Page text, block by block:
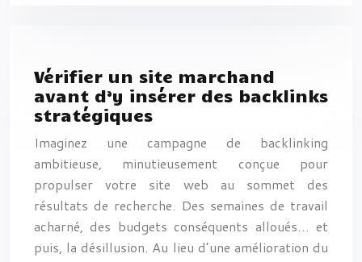
Vérifier un site marchand
avant d’y insérer des backlinks
stratégiques
Imaginez une campagne de backlinking
ambitieuse, minutieusement conçue pour
propulser votre site web au sommet des
résultats de recherche. Des semaines de travail
acharné, des budgets conséquents alloués… et
puis, la désillusion. Au lieu d’une amélioration du